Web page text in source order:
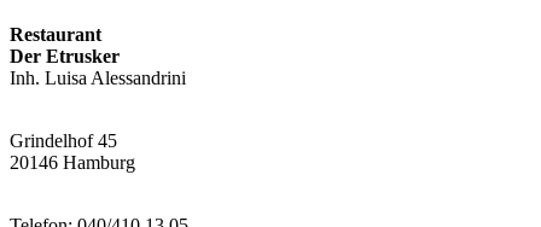
Restaurant
Der Etrusker
Inh. Luisa Alessandrini
Grindelhof 45
20146 Hamburg